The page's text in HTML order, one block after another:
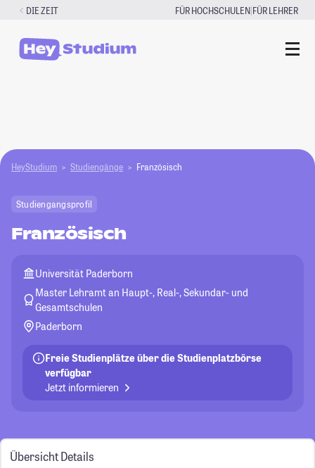
Zum
springen
DIE ZEIT FÜR HOCHSCHULEN|FÜR LEHRER
HeyStudium Studiengänge Französisch
Studiengangsprofil
Französisch
Universität Paderborn
Master Lehramt an Haupt-, Real-, Sekundar- und
Gesamtschulen
Paderborn
Freie Studienplätze über die Studienplatzbörse
verfügbar
Jetzt informieren
Übersicht Details